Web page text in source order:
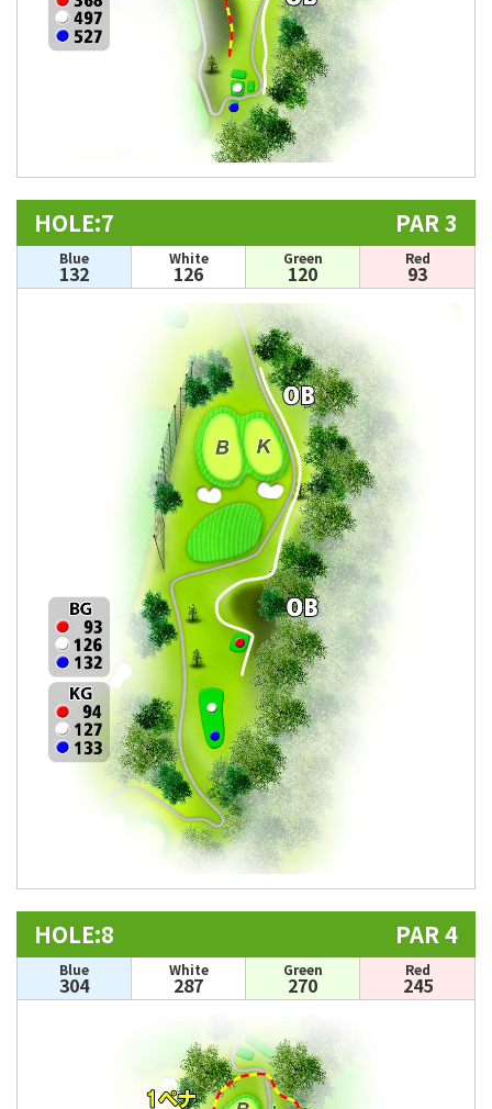
HOLE:7 PAR 3
Blue
132
White
126
Green
120
Red
93
HOLE:8 PAR 4
Blue
304
White
287
Green
270
Red
245